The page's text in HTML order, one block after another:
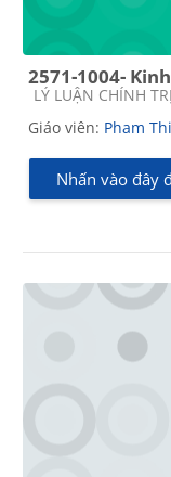
2571-1004-
Các loại khóa học
LÝ LUẬN CHÍNH TRỊ
Giáo viên: Pham
Nhấn vào đây